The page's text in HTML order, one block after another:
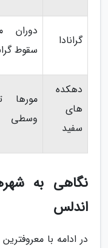
گرانادا
دوران
سقوط
دهکده
های
سفید
مورها
وسطی
نگاهی به
اندلس
در ادامه با